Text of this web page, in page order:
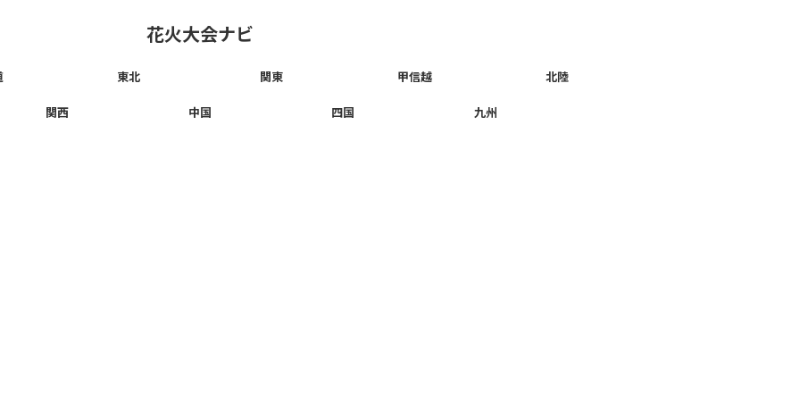
花火大会ナビ
東北 関東 甲信越 北陸
関西 中国 四国 九州